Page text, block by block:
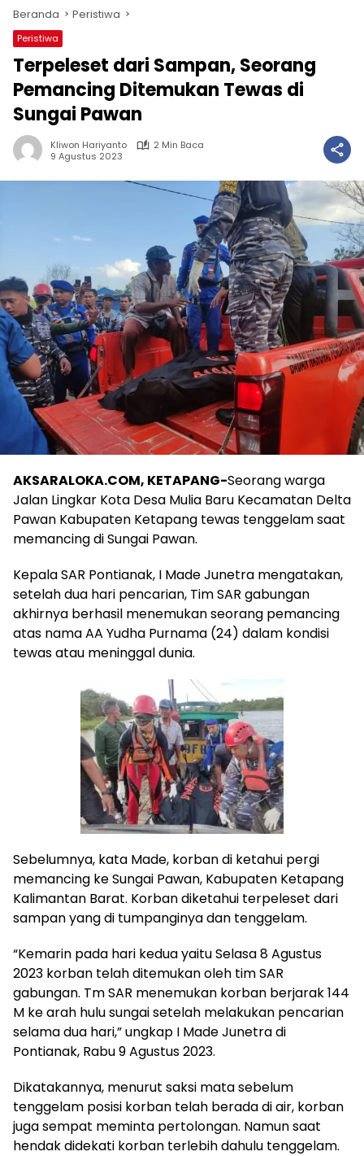
Beranda Peristiwa
Peristiwa
Terpeleset dari Sampan, Seorang
Pemancing Ditemukan Tewas di
Sungai Pawan
Kliwon Hariyanto
2 Min Baca
9 Agustus 2023
AKSARALOKA.COM, KETAPANG-Seorang warga
Jalan Lingkar Kota Desa Mulia Baru Kecamatan Delta
Pawan Kabupaten Ketapang tewas tenggelam saat
memancing di Sungai Pawan.
Kepala SAR Pontianak, I Made Junetra mengatakan,
setelah dua hari pencarian, Tim SAR gabungan
akhirnya berhasil menemukan seorang pemancing
atas nama AA Yudha Purnama (24) dalam kondisi
tewas atau meninggal dunia.
Sebelumnya, kata Made, korban di ketahui pergi
memancing ke Sungai Pawan, Kabupaten Ketapang
Kalimantan Barat. Korban diketahui terpeleset dari
sampan yang di tumpanginya dan tenggelam.
“Kemarin pada hari kedua yaitu Selasa 8 Agustus
2023 korban telah ditemukan oleh tim SAR
gabungan. Tm SAR menemukan korban berjarak 144
M ke arah hulu sungai setelah melakukan pencarian
selama dua hari,” ungkap I Made Junetra di
Pontianak, Rabu 9 Agustus 2023.
Dikatakannya, menurut saksi mata sebelum
tenggelam posisi korban telah berada di air, korban
juga sempat meminta pertolongan. Namun saat
hendak didekati korban terlebih dahulu tenggelam.